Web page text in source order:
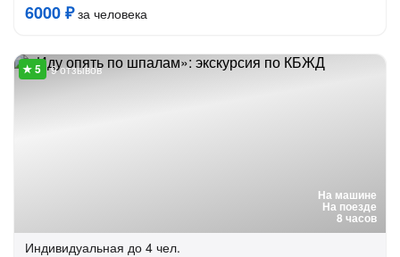
6000 ₽за человека
На машине
На поезде
8 часов
9 отзывов
Индивидуальная до 4 чел.